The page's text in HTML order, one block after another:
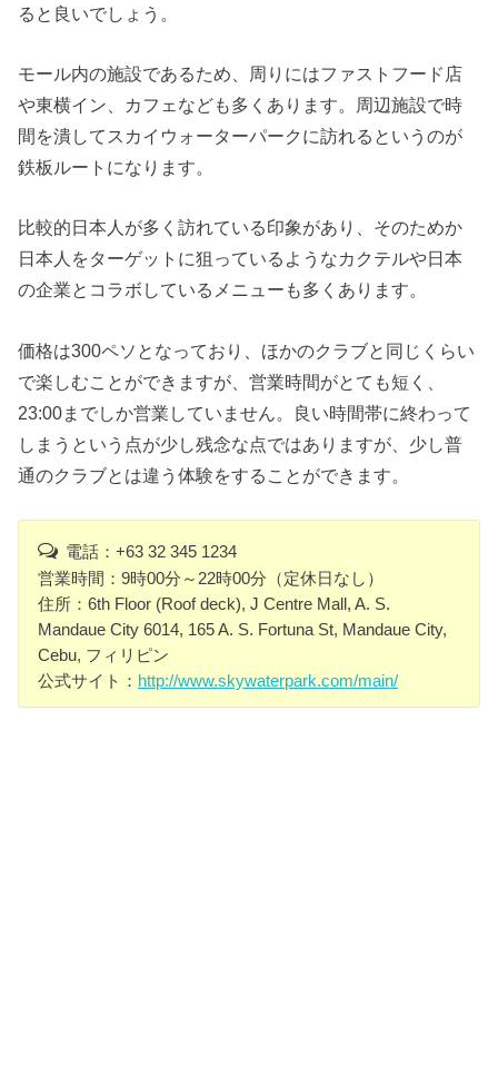
ると良いでしょう。
モール内の施設であるため、周りにはファストフード店
や東横イン、カフェなども多くあります。周辺施設で時
間を潰してスカイウォーターパークに訪れるというのが
鉄板ルートになります。
比較的日本人が多く訪れている印象があり、そのためか
日本人をターゲットに狙っているようなカクテルや日本
の企業とコラボしているメニューも多くあります。
価格は300ペソとなっており、ほかのクラブと同じくらい
で楽しむことができますが、営業時間がとても短く、
23:00までしか営業していません。良い時間帯に終わって
しまうという点が少し残念な点ではありますが、少し普
通のクラブとは違う体験をすることができます。
電話：+63 32 345 1234
営業時間：9時00分～22時00分（定休日なし）
住所：6th Floor (Roof deck), J Centre Mall, A. S.
Mandaue City 6014, 165 A. S. Fortuna St, Mandaue City,
Cebu, フィリピン
公式サイト： http://www.skywaterpark.com/main/